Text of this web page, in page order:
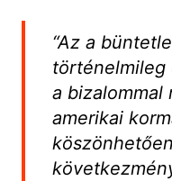
“Az a
történelmileg
a bizalommal
amerikai